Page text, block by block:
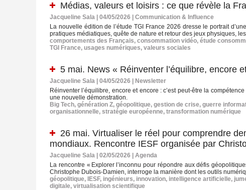
Médias, valeurs et loisirs : ce que révèle la
Jacqueline Sala | 04/05/2026
Communication & Influence
La nouvelle édition de l’étude TGI France 2026 dresse le portrait
pratiques médiatiques, quête de nature et retour des jeux physiques,
comportements des Français, consommation vidéo, étude
TGI France, usages numériques, valeurs sociales
5 mai. News « Réinventer l’équilibre, encore
Jacqueline Sala | 04/05/2026
Newsletter
Réinventer l’équilibre, encore et encore : c’est peut‑être la
une nouvelle démonstration.
Big Tech, génération Z, géopolitique, gestion de crise, guerre
organisationnelle, stratégie européenne, transformation numérique
26 mai. Virtualiser le réel pour comprendre
mondiaux. Rencontre IESF organisée par
Jacqueline Sala | 02/05/2026
Agenda
La rencontre « Explorer l’inconnu pour répondre aux défis
Christophe Dubois‑Damien, interroge la manière dont les outils
géopolitique, IESF, ingénieurs, innovation, intelligence artificielle,
digitale, virtualisation scientifique